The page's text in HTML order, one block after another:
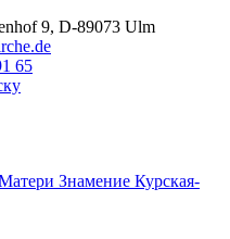
9, D-89073 Ulm
65
Знамение Курская-